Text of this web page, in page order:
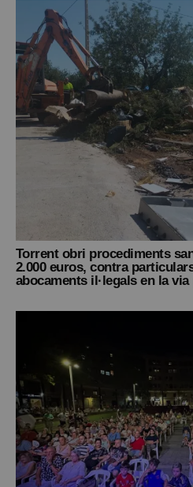
Torrent obri procediments
2.000 euros, contra
abocaments il·legals en la